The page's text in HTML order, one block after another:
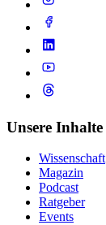
Unsere Inhalte
Wissenschaft
Magazin
Podcast
Ratgeber
Events